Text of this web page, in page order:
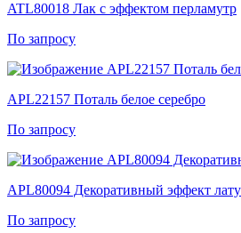
ATL80018 Лак с эффектом перламутр
По запросу
APL22157 Поталь белое серебро
По запросу
APL80094 Декоративный эффект
По запросу